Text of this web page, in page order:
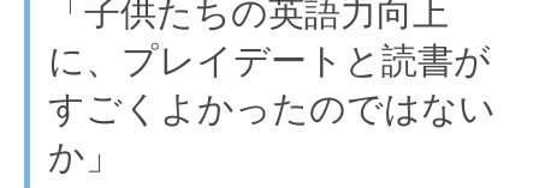
「子供たちの英語力向上
に、プレイデートと読書が
すごくよかったのではない
か」